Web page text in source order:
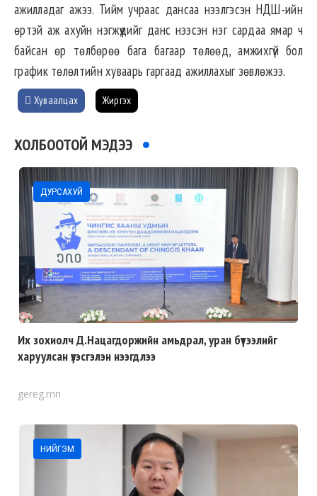
ажилладаг ажээ. Тийм учраас дансаа нээлгэсэн НДШ-ийн
өртэй аж ахуйн нэгжүүдийг данс нээсэн нэг сардаа ямар ч
байсан өр төлбөрөө бага багаар төлөөд, амжихгүй бол
график төлөлтийн хуваарь гаргаад ажиллахыг зөвлөжээ.
Хуваалцах Жиргэх
ХОЛБООТОЙ МЭДЭЭ
ДУРСАХУЙ
Их зохиолч Д.Нацагдоржийн амьдрал, уран бүтээлийг
харуулсан үзэсгэлэн нээгдлээ
gereg.mn
НИЙГЭМ